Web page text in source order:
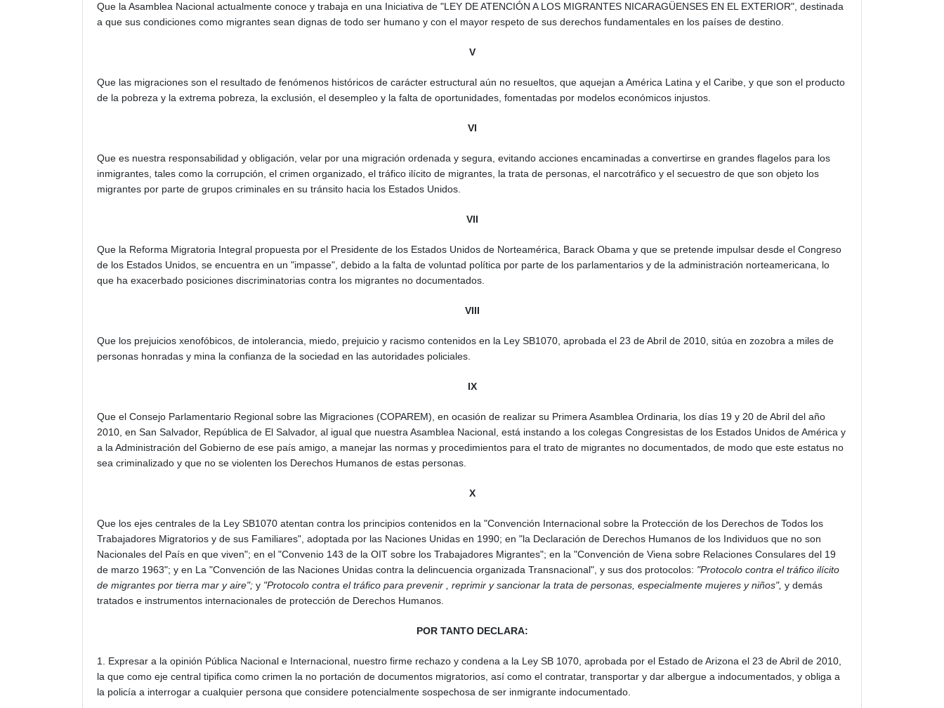
Que la Asamblea Nacional actualmente conoce y trabaja en una Iniciativa de "LEY DE ATENCIÓN A LOS MIGRANTES NICARAGÜENSES EN EL EXTERIOR", destinada
a que sus condiciones como migrantes sean dignas de todo ser humano y con el mayor respeto de sus derechos fundamentales en los países de destino.
V
Que las migraciones son el resultado de fenómenos históricos de carácter estructural aún no resueltos, que aquejan a América Latina y el Caribe, y que son el producto
de la pobreza y la extrema pobreza, la exclusión, el desempleo y la falta de oportunidades, fomentadas por modelos económicos injustos.
VI
Que es nuestra responsabilidad y obligación, velar por una migración ordenada y segura, evitando acciones encaminadas a convertirse en grandes flagelos para los
inmigrantes, tales como la corrupción, el crimen organizado, el tráfico ilícito de migrantes, la trata de personas, el narcotráfico y el secuestro de que son objeto los
migrantes por parte de grupos criminales en su tránsito hacia los Estados Unidos.
VII
Que la Reforma Migratoria Integral propuesta por el Presidente de los Estados Unidos de Norteamérica, Barack Obama y que se pretende impulsar desde el Congreso
de los Estados Unidos, se encuentra en un "impasse", debido a la falta de voluntad política por parte de los parlamentarios y de la administración norteamericana, lo
que ha exacerbado posiciones discriminatorias contra los migrantes no documentados.
VIII
Que los prejuicios xenofóbicos, de intolerancia, miedo, prejuicio y racismo contenidos en la Ley SB1070, aprobada el 23 de Abril de 2010, sitúa en zozobra a miles de
personas honradas y mina la confianza de la sociedad en las autoridades policiales.
IX
Que el Consejo Parlamentario Regional sobre las Migraciones (COPAREM), en ocasión de realizar su Primera Asamblea Ordinaria, los días 19 y 20 de Abril del año
2010, en San Salvador, República de El Salvador, al igual que nuestra Asamblea Nacional, está instando a los colegas Congresistas de los Estados Unidos de América y
a la Administración del Gobierno de ese país amigo, a manejar las normas y procedimientos para el trato de migrantes no documentados, de modo que este estatus no
sea criminalizado y que no se violenten los Derechos Humanos de estas personas.
X
Que los ejes centrales de la Ley SB1070 atentan contra los principios contenidos en la "Convención Internacional sobre la Protección de los Derechos de Todos los
Trabajadores Migratorios y de sus Familiares", adoptada por las Naciones Unidas en 1990; en "la Declaración de Derechos Humanos de los Individuos que no son
Nacionales del País en que viven"; en el "Convenio 143 de la OIT sobre los Trabajadores Migrantes"; en la "Convención de Viena sobre Relaciones Consulares del 19
de marzo 1963"; y en La "Convención de las Naciones Unidas contra la delincuencia organizada Transnacional", y sus dos protocolos: "Protocolo contra el tráfico ilícito
de migrantes por tierra mar y aire"; y "Protocolo contra el tráfico para prevenir , reprimir y sancionar la trata de personas, especialmente mujeres y niños", y demás
tratados e instrumentos internacionales de protección de Derechos Humanos.
POR TANTO DECLARA:
1. Expresar a la opinión Pública Nacional e Internacional, nuestro firme rechazo y condena a la Ley SB 1070, aprobada por el Estado de Arizona el 23 de Abril de 2010,
la que como eje central tipifica como crimen la no portación de documentos migratorios, así como el contratar, transportar y dar albergue a indocumentados, y obliga a
la policía a interrogar a cualquier persona que considere potencialmente sospechosa de ser inmigrante indocumentado.